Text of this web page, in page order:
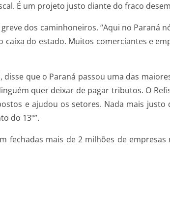
É um projeto justo diante do fraco
dos caminhoneiros. “Aqui no Paraná
do estado. Muitos comerciantes e
que o Paraná passou uma das
quer deixar de pagar tributos. O
e ajudou os setores. Nada mais
do 13º”.
fechadas mais de 2 milhões de